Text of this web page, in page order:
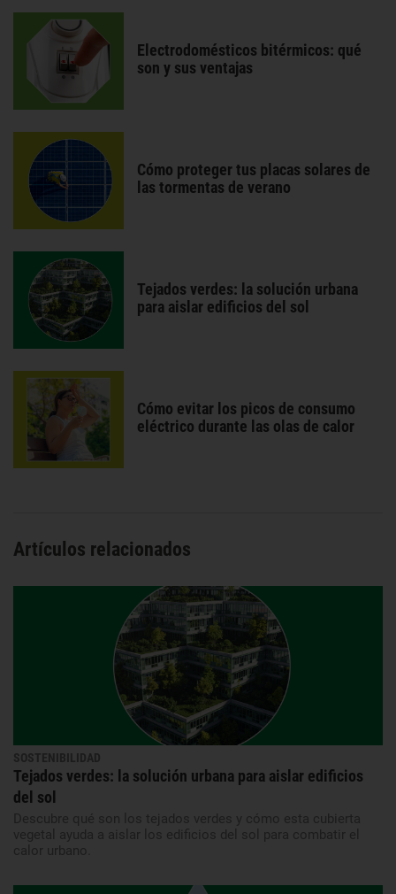
Electrodomésticos bitérmicos: qué
son y sus ventajas
Cómo proteger tus placas solares de
las tormentas de verano
Tejados verdes: la solución urbana
para aislar edificios del sol
Cómo evitar los picos de consumo
eléctrico durante las olas de calor
Artículos relacionados
SOSTENIBILIDAD
Tejados verdes: la solución urbana para aislar edificios
del sol
Descubre qué son los tejados verdes y cómo esta cubierta
vegetal ayuda a aislar los edificios del sol para combatir el
calor urbano.